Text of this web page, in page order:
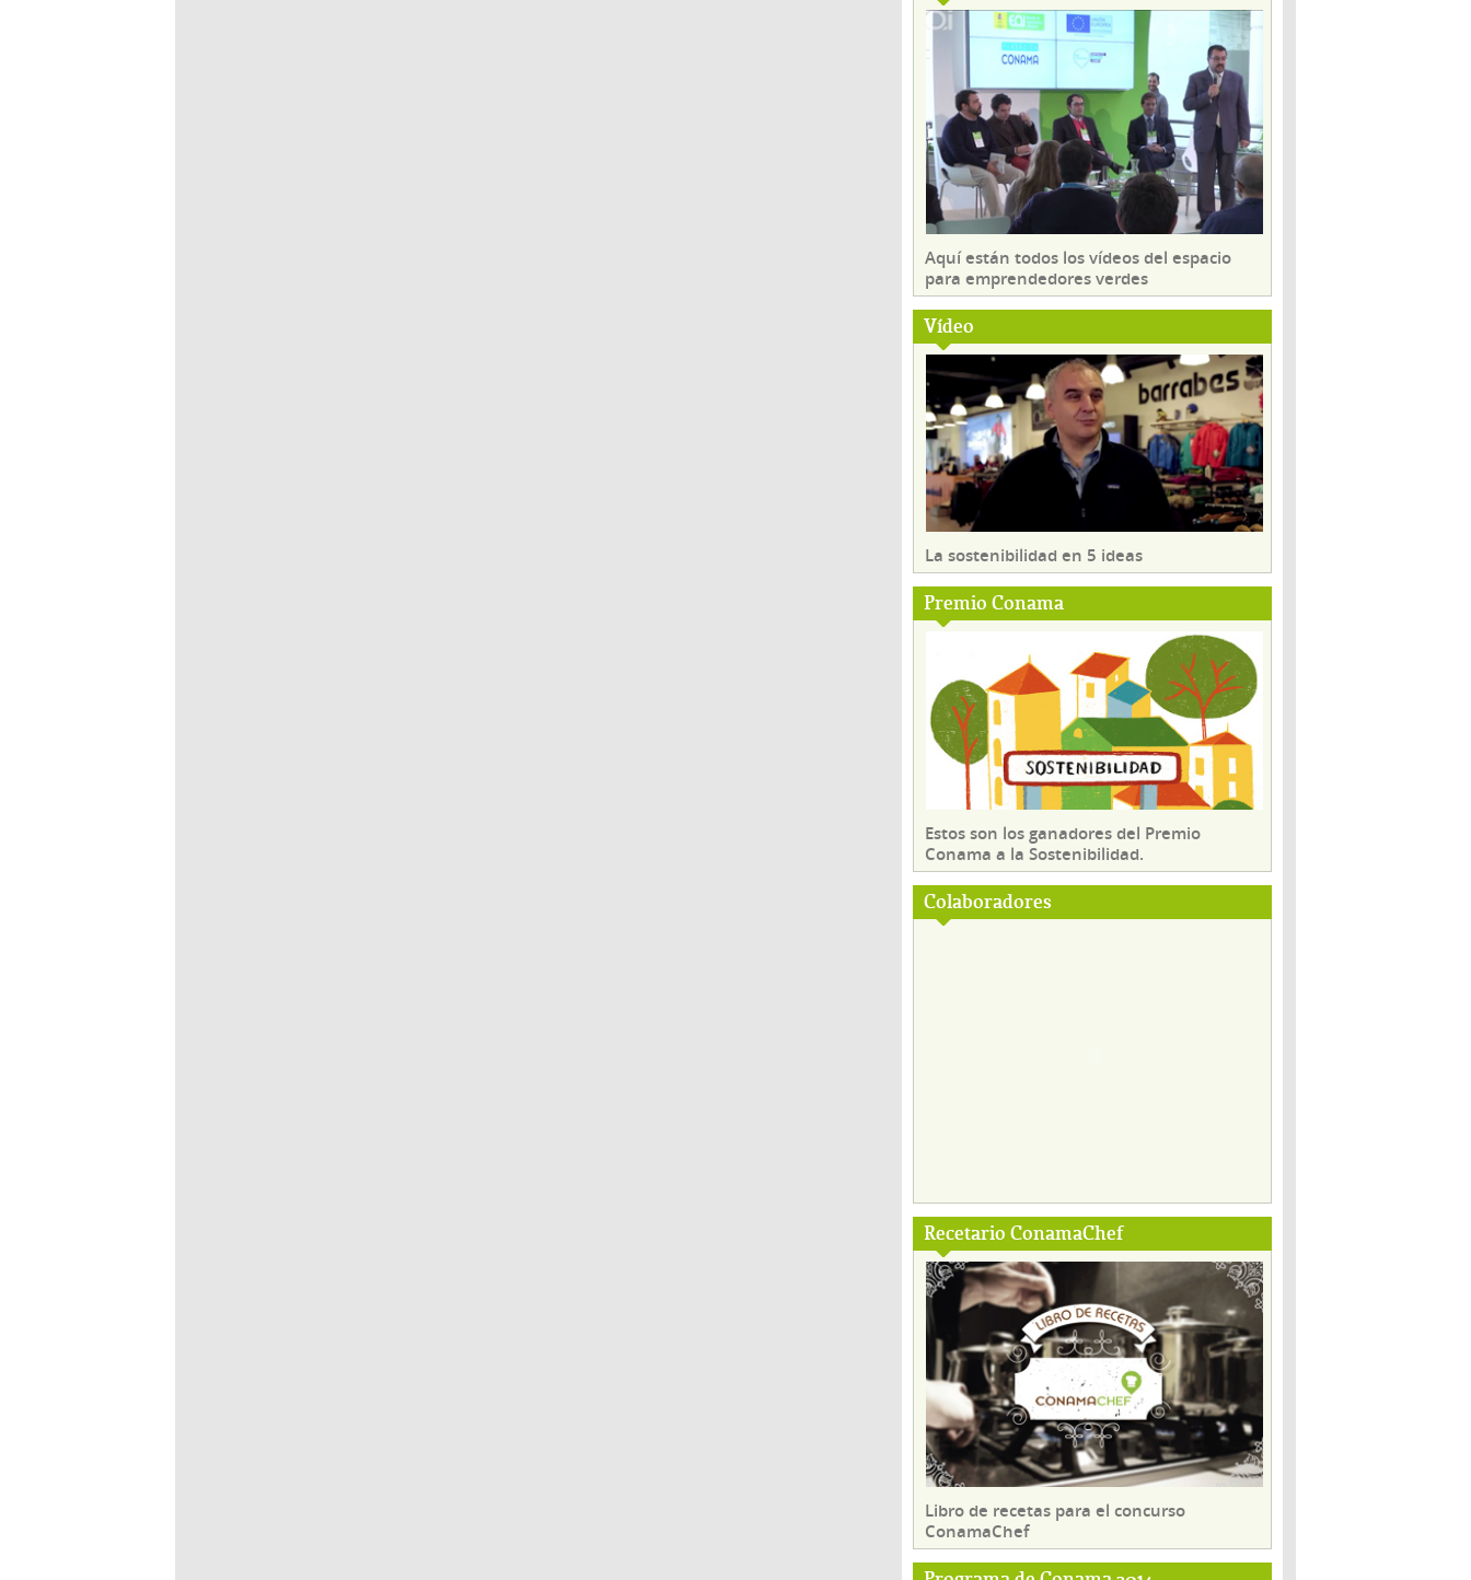
Aquí están todos los vídeos del espacio
para emprendedores verdes
Vídeo
La sostenibilidad en 5 ideas
Premio Conama
Estos son los ganadores del Premio
Conama a la Sostenibilidad.
Colaboradores
Recetario ConamaChef
Libro de recetas para el concurso
ConamaChef